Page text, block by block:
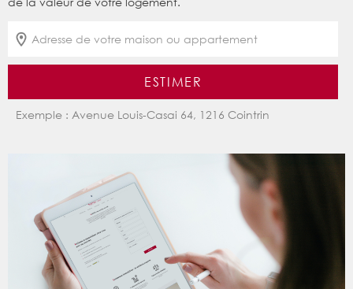
ESTIMER
Exemple : Avenue Louis-Casai 64, 1216 Cointrin